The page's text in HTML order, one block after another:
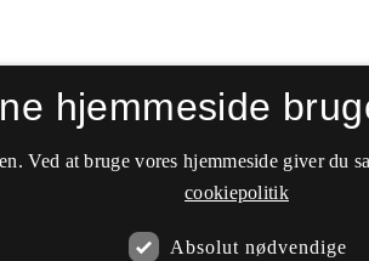
hjemmeside
Ved at bruge vores hjemmeside giver du
cookiepolitik
Absolut nødvendige